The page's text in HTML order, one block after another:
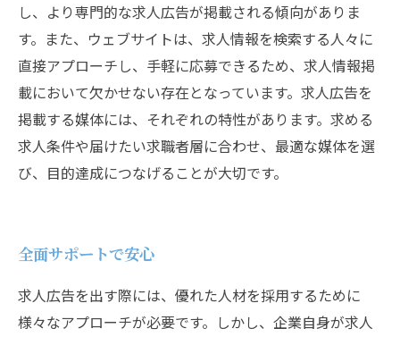
し、より専門的な求人広告が掲載される傾向がありま
す。また、ウェブサイトは、求人情報を検索する人々に
直接アプローチし、手軽に応募できるため、求人情報掲
載において欠かせない存在となっています。求人広告を
掲載する媒体には、それぞれの特性があります。求める
求人条件や届けたい求職者層に合わせ、最適な媒体を選
び、目的達成につなげることが大切です。
全面サポートで安心
求人広告を出す際には、優れた人材を採用するために
様々なアプローチが必要です。しかし、企業自身が求人